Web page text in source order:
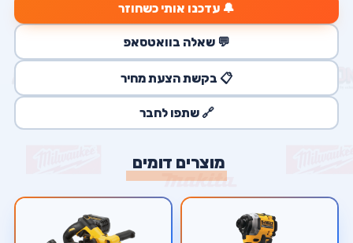
🔔 עדכנו אותי כשחוזר
💬 שאלה בוואטסאפ
📋 בקשת הצעת מחיר
🔗 שתפו לחבר
מוצרים דומים